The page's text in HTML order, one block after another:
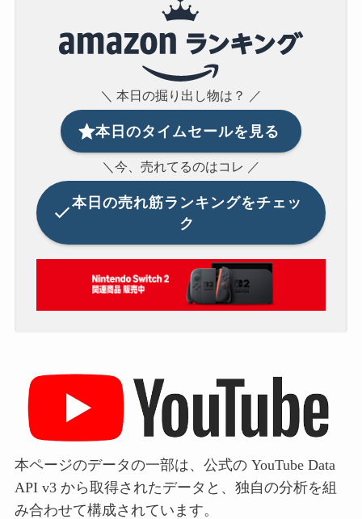
＼ 本日の掘り出し物は？ ／
本日のタイムセールを見る
＼今、売れてるのはコレ ／
本日の売れ筋ランキングをチェッ
ク
本ページのデータの一部は、公式の YouTube Data
API v3 から取得されたデータと、独自の分析を組
み合わせて構成されています。